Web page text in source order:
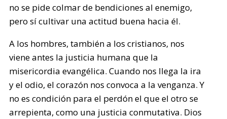
no se pide colmar de bendiciones al enemigo,
pero sí cultivar una actitud buena hacia él.
A los hombres, también a los cristianos, nos
viene antes la justicia humana que la
misericordia evangélica. Cuando nos llega la ira
y el odio, el corazón nos convoca a la venganza. Y
no es condición para el perdón el que el otro se
arrepienta, como una justicia conmutativa. Dios